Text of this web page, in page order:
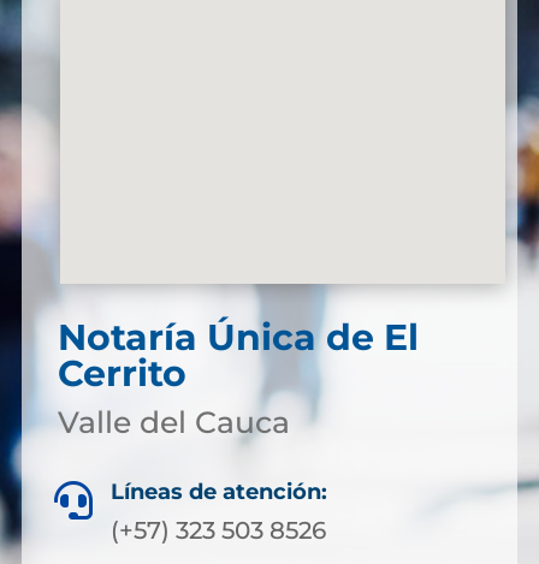
Notaría Única de El
Cerrito
Valle del Cauca
 Líneas de atención:
(+57) 323 503 8526